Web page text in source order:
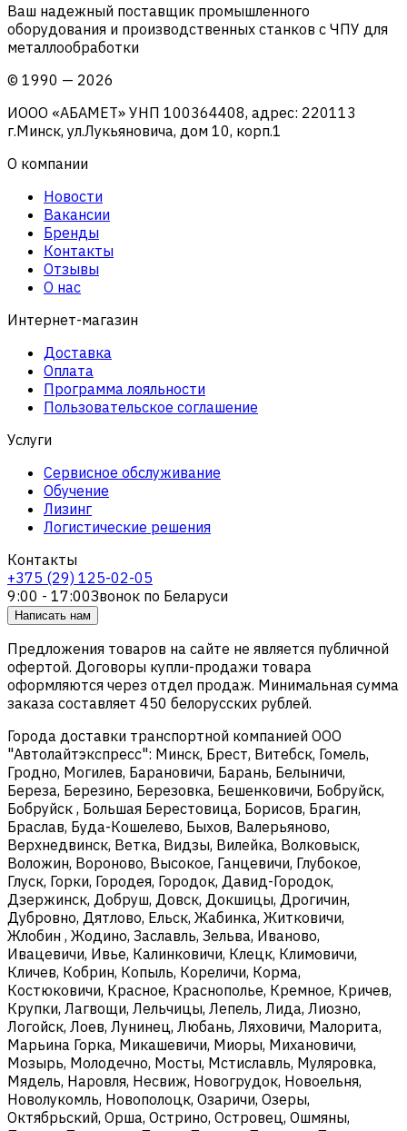
Ваш надежный поставщик промышленного
оборудования и производственных станков с ЧПУ для
металлообработки
© 1990 — 2026
ИООО «АБАМЕТ» УНП 100364408, адрес: 220113
г.Минск, ул.Лукьяновича, дом 10, корп.1
О компании
Новости
Вакансии
Бренды
Контакты
Отзывы
О нас
Интернет-магазин
Доставка
Оплата
Программа лояльности
Пользовательское соглашение
Услуги
Сервисное обслуживание
Обучение
Лизинг
Логистические решения
Контакты
+375 (29) 125-02-05
9:00 - 17:00Звонок по Беларуси
Написать нам
Предложения товаров на сайте не является публичной
офертой. Договоры купли-продажи товара
оформляются через отдел продаж. Минимальная сумма
заказа составляет 450 белорусских рублей.
Города доставки транспортной компанией ООО
"Автолайтэкспресс": Минск, Брест, Витебск, Гомель,
Гродно, Могилев, Барановичи, Барань, Белыничи,
Береза, Березино, Березовка, Бешенковичи, Бобруйск,
Бобруйск , Большая Берестовица, Борисов, Брагин,
Браслав, Буда-Кошелево, Быхов, Валерьяново,
Верхнедвинск, Ветка, Видзы, Вилейка, Волковыск,
Воложин, Вороново, Высокое, Ганцевичи, Глубокое,
Глуск, Горки, Городея, Городок, Давид-Городок,
Дзержинск, Добруш, Довск, Докшицы, Дрогичин,
Дубровно, Дятлово, Ельск, Жабинка, Житковичи,
Жлобин , Жодино, Заславль, Зельва, Иваново,
Ивацевичи, Ивье, Калинковичи, Клецк, Климовичи,
Кличев, Кобрин, Копыль, Кореличи, Корма,
Костюковичи, Красное, Краснополье, Кремное, Кричев,
Крупки, Лагвощи, Лельчицы, Лепель, Лида, Лиозно,
Логойск, Лоев, Лунинец, Любань, Ляховичи, Малорита,
Марьина Горка, Микашевичи, Миоры, Михановичи,
Мозырь, Молодечно, Мосты, Мстиславль, Муляровка,
Мядель, Наровля, Несвиж, Новогрудок, Новоельня,
Новолукомль, Новополоцк, Озаричи, Озеры,
Октябрьский, Орша, Острино, Островец, Ошмяны,